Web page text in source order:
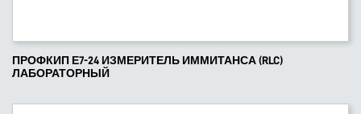
ПРОФКИП Е7-24 ИЗМЕРИТЕЛЬ ИММИТАНСА (RLC)
ЛАБОРАТОРНЫЙ